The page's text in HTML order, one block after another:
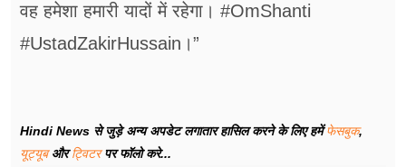
वह हमेशा हमारी यादों में रहेगा। #OmShanti
#UstadZakirHussain।”
Hindi News से जुड़े अन्य अपडेट लगातार हासिल करने के लिए हमेंफेसबुक,
यूट्यूबऔरट्विटरपर फॉलो करे...